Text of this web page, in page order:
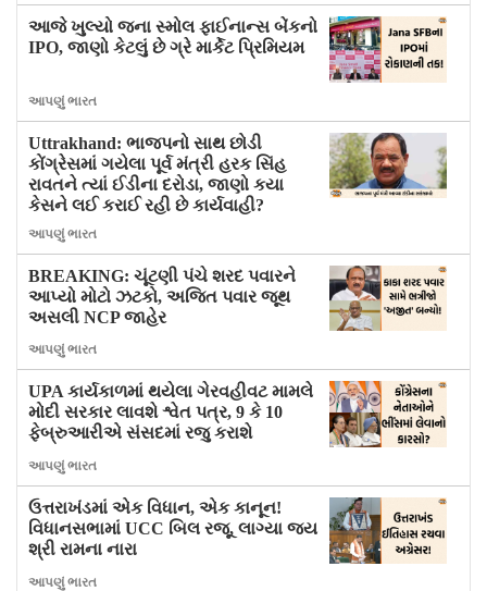
આજે ખુલ્યો જના સ્મોલ ફાઈનાન્સ બેંકનો
IPO, જાણો કેટલું છે ગ્રે માર્કેટ પ્રિમિયમ
આપણું ભારત
Uttrakhand: ભાજપનો સાથ છોડી
કોંગ્રેસમાં ગયેલા પૂર્વ મંત્રી હરક સિંહ
રાવતને ત્યાં ઈડીના દરોડા, જાણો કયા
કેસને લઈ કરાઈ રહી છે કાર્યવાહી?
આપણું ભારત
BREAKING: ચૂંટણી પંચે શરદ પવારને
આપ્યો મોટો ઝટકો, અજિત પવાર જૂથ
અસલી NCP જાહેર
આપણું ભારત
UPA કાર્યકાળમાં થયેલા ગેરવહીવટ મામલે
મોદી સરકાર લાવશે શ્વેત પત્ર, 9 કે 10
ફેબ્રુઆરીએ સંસદમાં રજુ કરાશે
આપણું ભારત
ઉત્તરાખંડમાં એક વિધાન, એક કાનૂન!
વિધાનસભામાં UCC બિલ રજૂ, લાગ્યા જય
શ્રી રામના નારા
આપણું ભારત